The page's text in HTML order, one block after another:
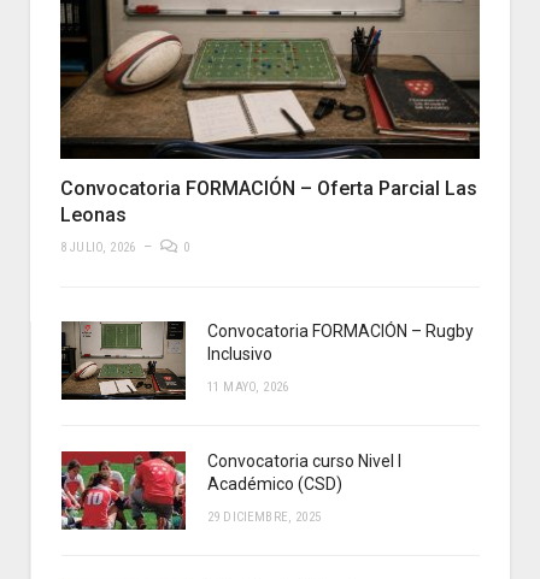
Convocatoria FORMACIÓN – Oferta Parcial Las
Leonas
8 JULIO, 2026 0
Convocatoria FORMACIÓN – Rugby
Inclusivo
11 MAYO, 2026
Convocatoria curso Nivel I
Académico (CSD)
29 DICIEMBRE, 2025